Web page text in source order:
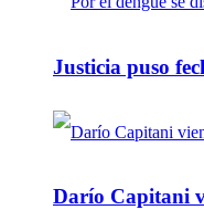
Justicia puso
Darío Capitani